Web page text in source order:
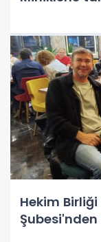
Hekim Birliği